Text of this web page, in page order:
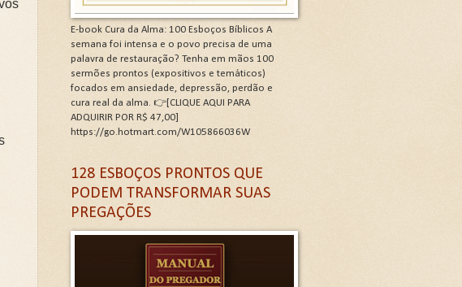
na letra G
na letra G
E-book Cura da Alma: 100 Esboços Bíblicos A
semana foi intensa e o povo precisa de uma
palavra de restauração? Tenha em mãos 100
sermões prontos (expositivos e temáticos)
focados em ansiedade, depressão, perdão e
cura real da alma. 👉[CLIQUE AQUI PARA
ADQUIRIR POR R$ 47,00]
https://go.hotmart.com/W105866036W
128 ESBOÇOS PRONTOS QUE
PODEM TRANSFORMAR SUAS
PREGAÇÕES